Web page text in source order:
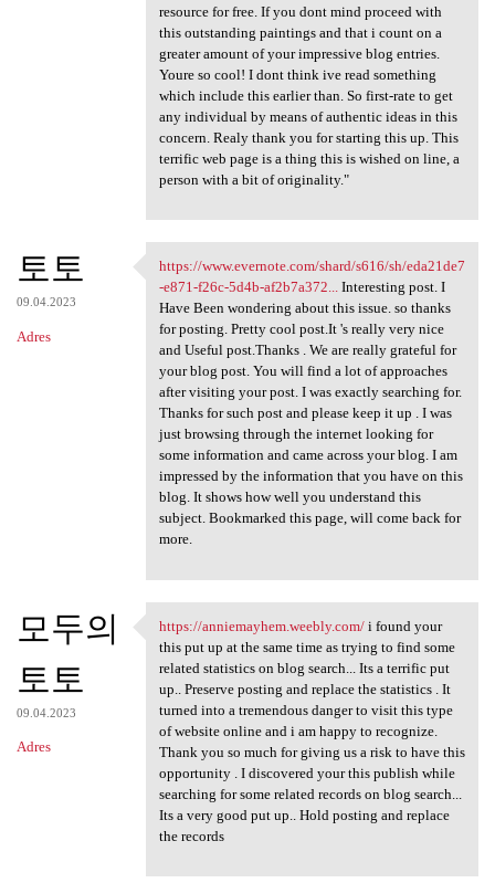
resource for free. If you dont mind proceed with
this outstanding paintings and that i count on a
greater amount of your impressive blog entries.
Youre so cool! I dont think ive read something
which include this earlier than. So first-rate to get
any individual by means of authentic ideas in this
concern. Realy thank you for starting this up. This
terrific web page is a thing this is wished on line, a
person with a bit of originality."
토토
09.04.2023
Adres
https://www.evernote.com
https://www.evernote.com/shard/s616/sh/eda21de7
-e871-f26c-5d4b-af2b7a372...Interesting post. I
Have Been wondering about this issue. so thanks
for posting. Pretty cool post.It 's really very nice
and Useful post.Thanks . We are really grateful for
your blog post. You will find a lot of approaches
after visiting your post. I was exactly searching for.
Thanks for such post and please keep it up . I was
just browsing through the internet looking for
some information and came across your blog. I am
impressed by the information that you have on this
blog. It shows how well you understand this
subject. Bookmarked this page, will come back for
more.
모두의
토토
09.04.2023
Adres
https://anniemayhem.weebly
https://anniemayhem.weebly.com/i found your
this put up at the same time as trying to find some
related statistics on blog search... Its a terrific put
up.. Preserve posting and replace the statistics . It
turned into a tremendous danger to visit this type
of website online and i am happy to recognize.
Thank you so much for giving us a risk to have this
opportunity . I discovered your this publish while
searching for some related records on blog search...
Its a very good put up.. Hold posting and replace
the records